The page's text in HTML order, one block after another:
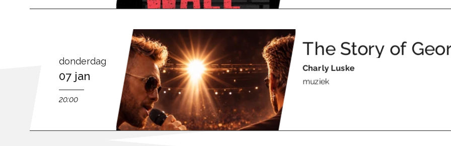
donderdag
07 jan
20:00
The Story of
Charly Luske
muziek